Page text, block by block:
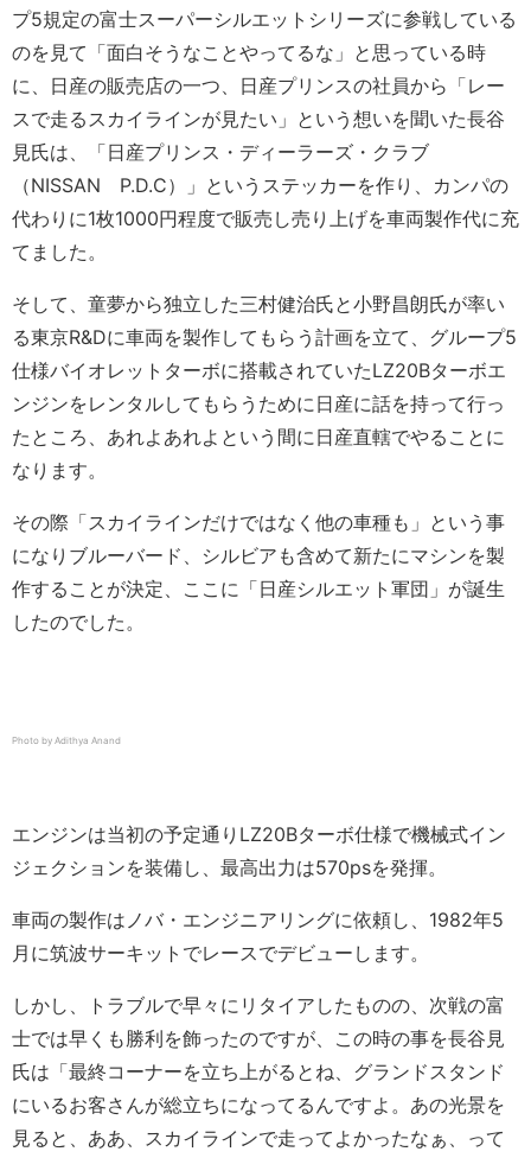
プ5規定の富士スーパーシルエットシリーズに参戦している
のを見て「面白そうなことやってるな」と思っている時
に、日産の販売店の一つ、日産プリンスの社員から「レー
スで走るスカイラインが見たい」という想いを聞いた長谷
見氏は、「日産プリンス・ディーラーズ・クラブ
（NISSAN P.D.C）」というステッカーを作り、カンパの
代わりに1枚1000円程度で販売し売り上げを車両製作代に充
てました。
そして、童夢から独立した三村健治氏と小野昌朗氏が率い
る東京R&Dに車両を製作してもらう計画を立て、グループ5
仕様バイオレットターボに搭載されていたLZ20Bターボエ
ンジンをレンタルしてもらうために日産に話を持って行っ
たところ、あれよあれよという間に日産直轄でやることに
なります。
その際「スカイラインだけではなく他の車種も」という事
になりブルーバード、シルビアも含めて新たにマシンを製
作することが決定、ここに「日産シルエット軍団」が誕生
したのでした。
Photo by Adithya Anand
エンジンは当初の予定通りLZ20Bターボ仕様で機械式イン
ジェクションを装備し、最高出力は570psを発揮。
車両の製作はノバ・エンジニアリングに依頼し、1982年5
月に筑波サーキットでレースでデビューします。
しかし、トラブルで早々にリタイアしたものの、次戦の富
士では早くも勝利を飾ったのですが、この時の事を長谷見
氏は「最終コーナーを立ち上がるとね、グランドスタンド
にいるお客さんが総立ちになってるんですよ。あの光景を
見ると、ああ、スカイラインで走ってよかったなぁ、って